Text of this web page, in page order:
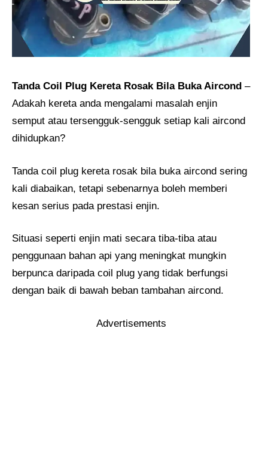
Tanda Coil Plug Kereta Rosak Bila Buka Aircond​ –
Adakah kereta anda mengalami masalah enjin
semput atau tersengguk-sengguk setiap kali aircond
dihidupkan?
Tanda coil plug kereta rosak bila buka aircond sering
kali diabaikan, tetapi sebenarnya boleh memberi
kesan serius pada prestasi enjin.
Situasi seperti enjin mati secara tiba-tiba atau
penggunaan bahan api yang meningkat mungkin
berpunca daripada coil plug yang tidak berfungsi
dengan baik di bawah beban tambahan aircond.
Advertisements